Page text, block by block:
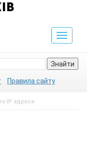
Toggle
Знайти
Правила сайту
IP адреса